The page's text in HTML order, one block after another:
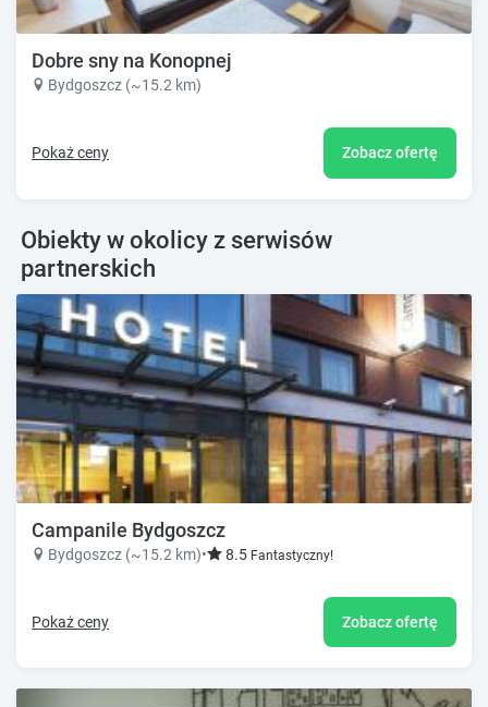
Dobre sny na Konopnej
Bydgoszcz (~15.2 km)
Pokaż ceny Zobacz ofertę
Obiekty w okolicy z serwisów
partnerskich
Campanile Bydgoszcz
Bydgoszcz (~15.2 km)• 8.5 Fantastyczny!
Pokaż ceny Zobacz ofertę